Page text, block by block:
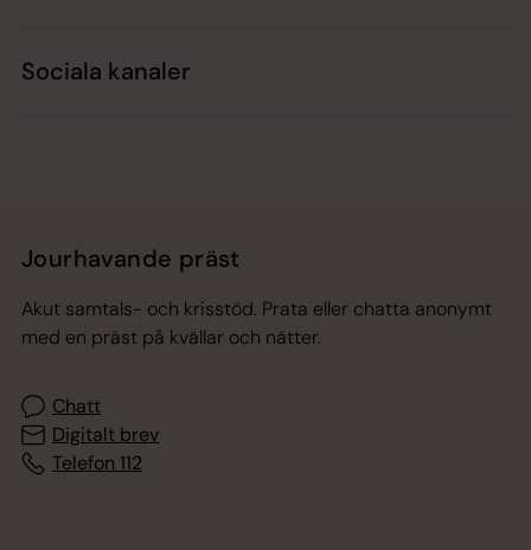
Sociala kanaler
Jourhavande präst
Akut samtals- och krisstöd. Prata eller chatta anonymt
med en präst på kvällar och nätter.
Chatt
Digitalt brev
Telefon 112